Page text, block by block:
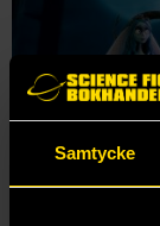
Samtycke